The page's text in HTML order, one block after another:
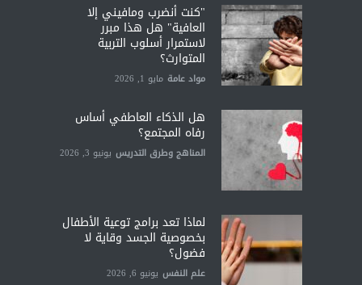
"كنت أنضرب ومافيني إلا
العافية" هل هذا مبرر
لاستمرار أسلوب التربية
المتوارث؟
مواد عامة مايو 1, 2026
هل الذكاء العاطفي أساس
رفاه المجتمع؟
المناهج وطرق التدريس يونيو 3, 2026
لماذا تعد برامج توعية الأطفال
بخصوصية الجسد وقاية لا
فضول؟
علم النفس يونيو 6, 2026